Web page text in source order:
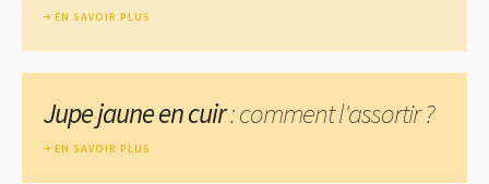
EN SAVOIR PLUS
Jupe jaune en cuir: comment l'assortir ?
EN SAVOIR PLUS